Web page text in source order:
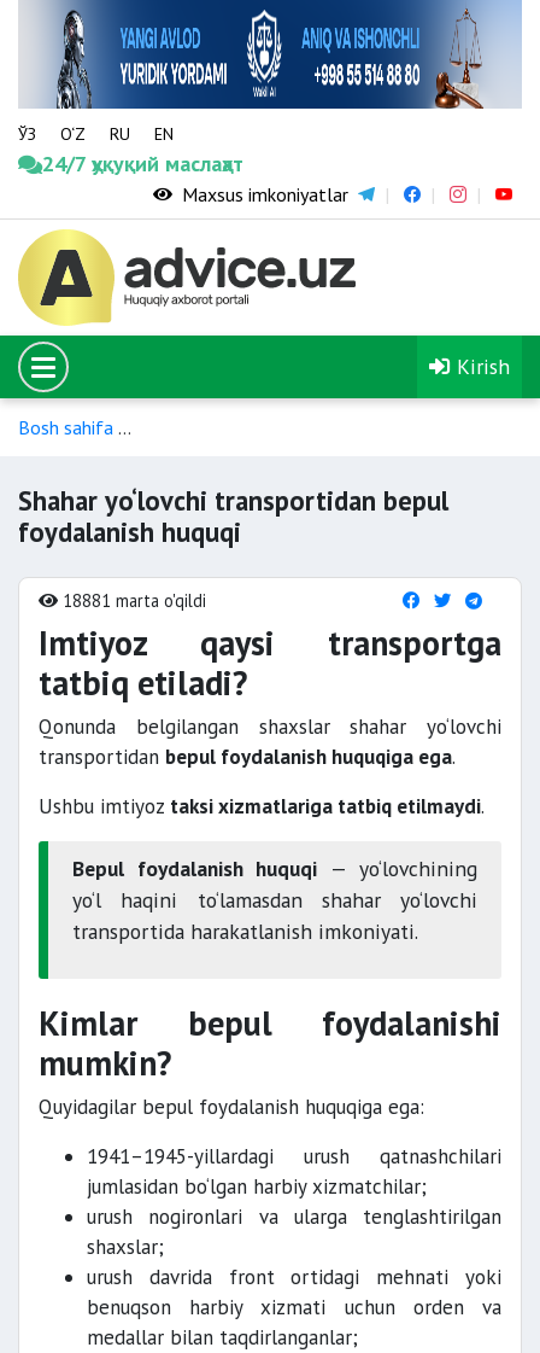
ЎЗ O‘Z RU EN
24/7 ҳуқуқий маслаҳат
Maxsus imkoniyatlar
Kirish
Bosh sahifa
Shahar yo‘lovchi transportidan bepul
foydalanish huquqi
18881 marta o'qildi
Imtiyoz qaysi transportga
tatbiq etiladi?
Qonunda belgilangan shaxslar shahar yo‘lovchi
transportidan bepul foydalanish huquqiga ega.
Ushbu imtiyoz taksi xizmatlariga tatbiq etilmaydi.
Bepul foydalanish huquqi — yo‘lovchining
yo‘l haqini to‘lamasdan shahar yo‘lovchi
transportida harakatlanish imkoniyati.
Kimlar bepul foydalanishi
mumkin?
Quyidagilar bepul foydalanish huquqiga ega:
1941–1945-yillardagi urush qatnashchilari
jumlasidan bo‘lgan harbiy xizmatchilar;
urush nogironlari va ularga tenglashtirilgan
shaxslar;
urush davrida front ortidagi mehnati yoki
benuqson harbiy xizmati uchun orden va
medallar bilan taqdirlanganlar;